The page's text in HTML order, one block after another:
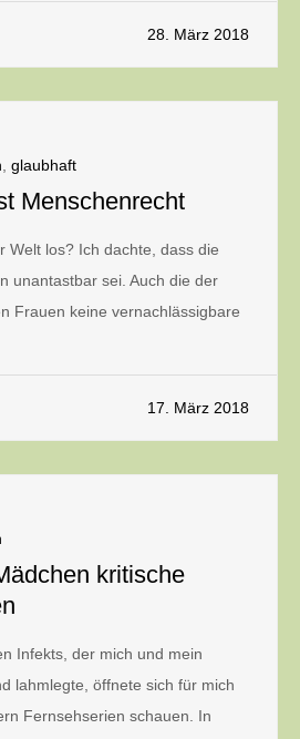
28. März 2018
glaubhaft
Menschenrecht
Welt los? Ich dachte, dass die
unantastbar sei. Auch die der
Frauen keine vernachlässigbare
17. März 2018
kritische
Infekts, der mich und mein
lahmlegte, öffnete sich für mich
Fernsehserien schauen. In